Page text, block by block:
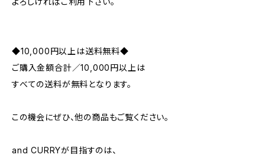
◆10,000円以上は送料無料◆
ご購入金額合計／10,000円以上は
すべての送料が無料となります。
この機会にぜひ、他の商品もご覧ください。
and CURRYが目指すのは、